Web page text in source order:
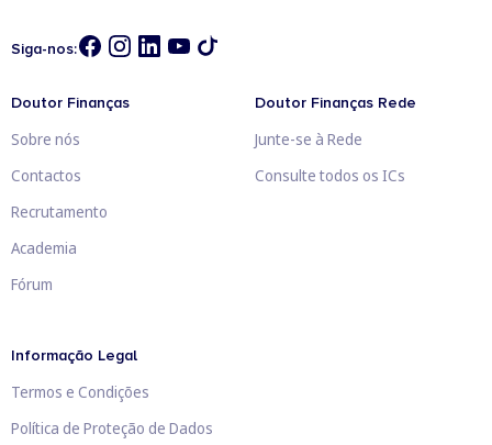
Siga-nos:
Doutor Finanças
Sobre nós
Contactos
Recrutamento
Academia
Fórum
Doutor Finanças Rede
Junte-se à Rede
Consulte todos os ICs
Informação Legal
Termos e Condições
Política de Proteção de Dados